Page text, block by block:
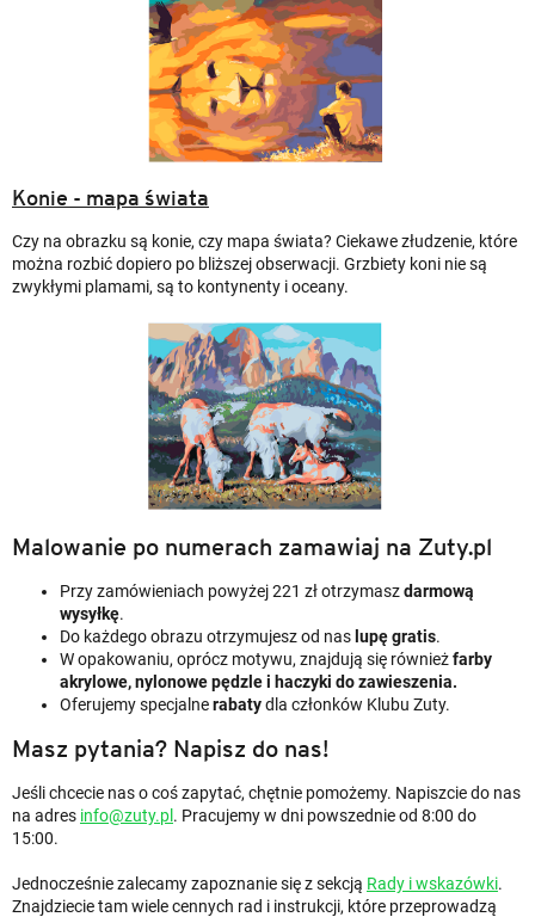
Konie - mapa świata
Czy na obrazku są konie, czy mapa świata? Ciekawe złudzenie, które
można rozbić dopiero po bliższej obserwacji. Grzbiety koni nie są
zwykłymi plamami, są to kontynenty i oceany.
Malowanie po numerach zamawiaj na Zuty.pl
Przy zamówieniach powyżej 221 zł otrzymaszdarmową
wysyłkę.
Do każdego obrazu otrzymujesz od nas lupę gratis.
W opakowaniu, oprócz motywu, znajdują się równieżfarby
akrylowe, nylonowe pędzle i haczyki do zawieszenia.
Oferujemy specjalnerabatydla członków Klubu Zuty.
Masz pytania? Napisz do nas!
Jeśli chcecie nas o coś zapytać, chętnie pomożemy. Napiszcie do nas
na adres info@zuty.pl . Pracujemy w dni powszednie od 8:00 do
15:00.
Jednocześnie zalecamy zapoznanie się z sekcją Rady i wskazówki.
Znajdziecie tam wiele cennych rad i instrukcji, które przeprowadzą